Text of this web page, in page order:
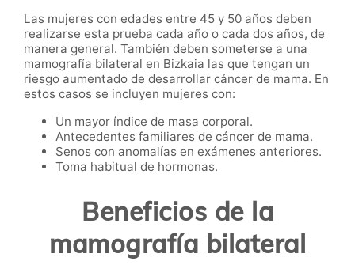
Las mujeres con edades entre 45 y 50 años deben
realizarse esta prueba cada año o cada dos años, de
manera general. También deben someterse a una
mamografía bilateral en Bizkaia las que tengan un
riesgo aumentado de desarrollar cáncer de mama. En
estos casos se incluyen mujeres con:
Un mayor índice de masa corporal.
Antecedentes familiares de cáncer de mama.
Senos con anomalías en exámenes anteriores.
Toma habitual de hormonas.
Beneficios de la
mamografía bilateral